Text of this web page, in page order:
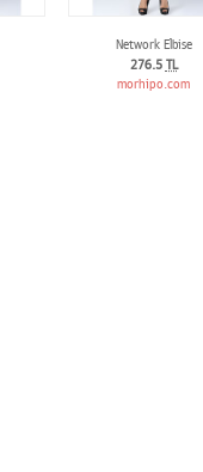
Network Elbise
276.5 TL
morhipo.com